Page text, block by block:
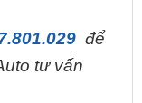
để
tư vấn